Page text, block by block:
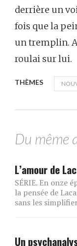
derrière un
fois que la
un tremplin.
roulai sur lui.
THÈMES
Du même
L’amour de
SÉRIE. En onze
la pensée de
sans les
Un